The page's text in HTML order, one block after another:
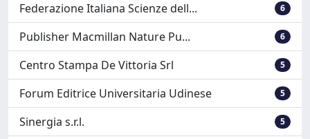
Federazione Italiana Scienze dell... 6
Publisher Macmillan Nature Pu... 6
Centro Stampa De Vittoria Srl 5
Forum Editrice Universitaria Udinese 5
Sinergia s.r.l. 5